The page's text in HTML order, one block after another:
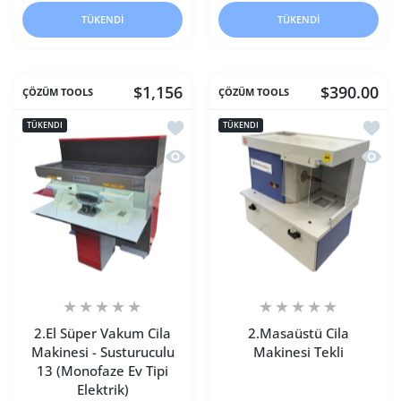
TÜKENDI TÜKENDI
ÇÖZÜM TOOLS $1,156
TÜKENDI
İstek listesine ekle 2.El Süper Vakum
Hızlı Görünüm 2.El Süper Vakum
2.El Süper Vakum Cila
Makinesi - Susturuculu
13 (Monofaze Ev Tipi
Elektrik)
ÇÖZÜM TOOLS $390.00
TÜKENDI
İstek
Hızlı
2.Masaüstü Cila
Makinesi Tekli